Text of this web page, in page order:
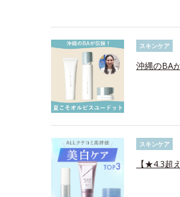
スキンケア
沖縄のBA
スキンケア
【★4.3超